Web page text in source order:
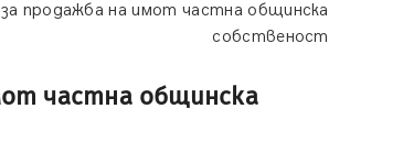
продажба на имот частна общинска
собственост
частна общинска